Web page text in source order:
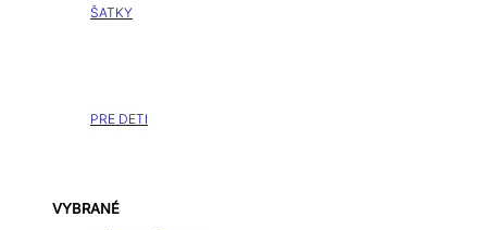
ŠATKY
PRE DETI
VYBRANÉ